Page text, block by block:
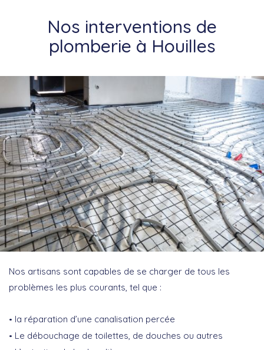
Nos interventions de
plomberie à Houilles
Nos artisans sont capables de se charger de tous les
problèmes les plus courants, tel que :
la réparation d’une canalisation percée
Le débouchage de toilettes, de douches ou autres